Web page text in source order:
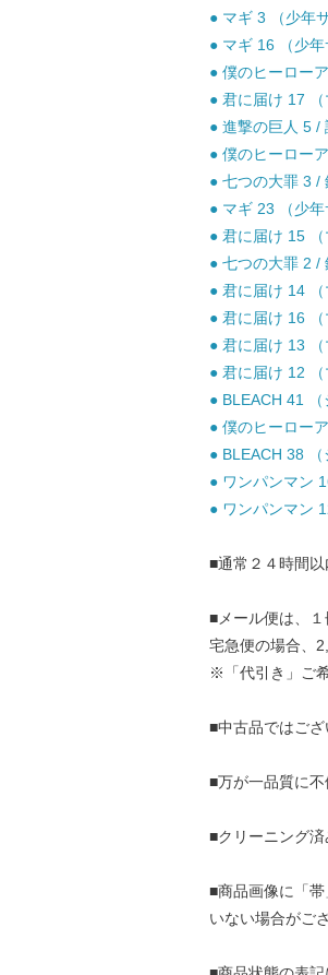
● マギ 3 （少年
● マギ 16 （少
● 僕のヒーロー
● 君に届け 17
● 進撃の巨人 5 /
● 僕のヒーロー
● 七つの大罪 3 /
● マギ 23 （少
● 君に届け 15
● 七つの大罪 2 /
● 君に届け 14
● 君に届け 16
● 君に届け 13
● 君に届け 12
● BLEACH 41
● 僕のヒーロー
● BLEACH 38
● ワンパンマン
● ワンパンマン
■通常２４時間以
■メール便は、１
宅急便の場合、
※「代引き」ご
■中古品ではござ
■万が一品質に不
■クリーニング済
■商品画像に「
いない場合がご